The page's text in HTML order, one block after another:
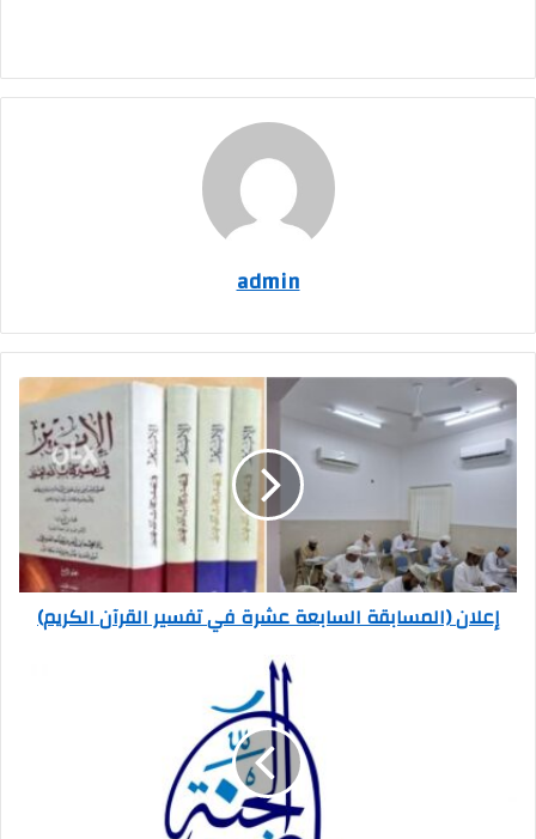
admin
إعلان (المسابقة السابعة عشرة في تفسير القرآن الكريم)